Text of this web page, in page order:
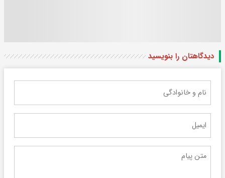
دیدگاهتان را بنویسید